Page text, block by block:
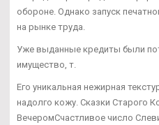
обороне. Однако запуск
на рынке труда.
Уже выданные кредиты были
имущество, т.
Его уникальная нежирная
надолго кожу. Сказки Старого
ВечеромСчастливое число